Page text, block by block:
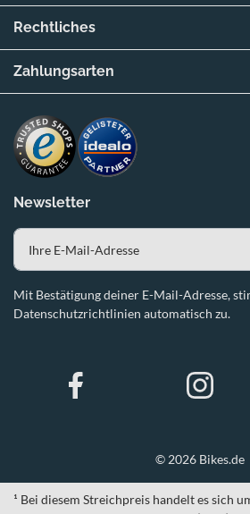
Newsletter
Mit Bestätigung deiner E-Mail-Adresse,
Datenschutzrichtlinien automatisch zu.
Rechtliches
Zahlungsarten
© 2026 Bikes.de
¹ Bei diesem Streichpreis handelt es sich